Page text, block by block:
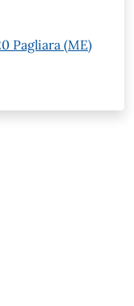
Pagliara (ME)